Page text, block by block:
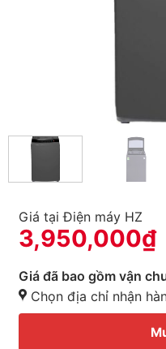
Giá tại Điện máy HZ
3,950,000₫
Giá đã bao gồm vận
Chọn địa chỉ nhận